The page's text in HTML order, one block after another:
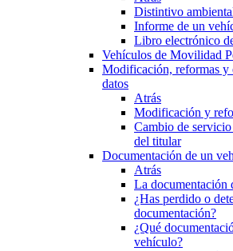
Distintivo
Informe de un
Libro electrónico
Vehículos de Movilidad
Modificación, reformas y
datos
Atrás
Modificación y
Cambio de
del titular
Documentación de un
Atrás
La documentación
¿Has perdido o
documentación?
¿Qué
vehículo?